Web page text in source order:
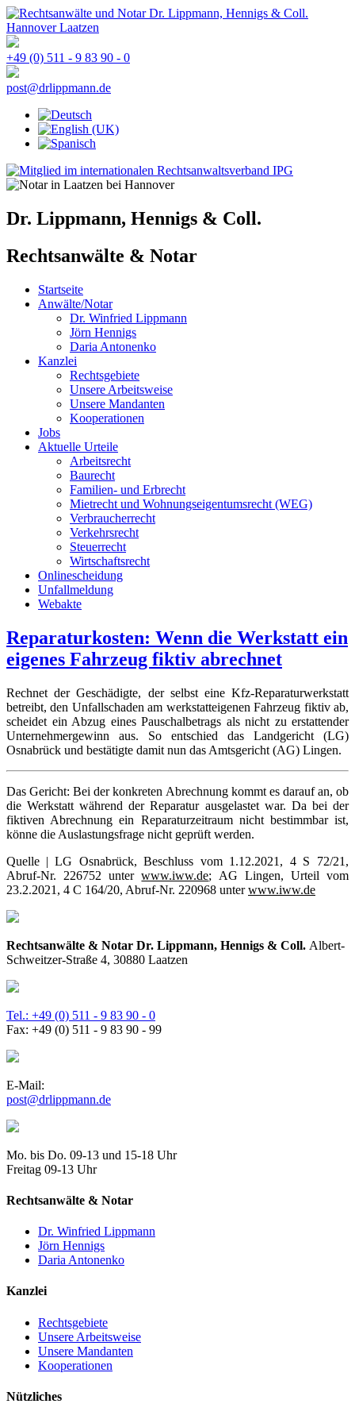
+49 (0) 511 - 9 83 90 - 0
post@drlippmann.de
Dr. Lippmann, Hennigs & Coll.
Rechtsanwälte & Notar
Startseite
Anwälte/Notar
Dr. Winfried Lippmann
Jörn Hennigs
Daria Antonenko
Kanzlei
Rechtsgebiete
Unsere Arbeitsweise
Unsere Mandanten
Kooperationen
Jobs
Aktuelle Urteile
Arbeitsrecht
Baurecht
Familien- und Erbrecht
Mietrecht und Wohnungseigentumsrecht (WEG)
Verbraucherrecht
Verkehrsrecht
Steuerrecht
Wirtschaftsrecht
Onlinescheidung
Unfallmeldung
Webakte
Reparaturkosten: Wenn die Werkstatt ein
eigenes Fahrzeug fiktiv abrechnet
Rechnet der Geschädigte, der selbst eine Kfz-Reparaturwerkstatt
betreibt, den Unfallschaden am werkstatteigenen Fahrzeug fiktiv ab,
scheidet ein Abzug eines Pauschalbetrags als nicht zu erstattender
Unternehmergewinn aus. So entschied das Landgericht (LG)
Osnabrück und bestätigte damit nun das Amtsgericht (AG) Lingen.
Das Gericht: Bei der konkreten Abrechnung kommt es darauf an, ob
die Werkstatt während der Reparatur ausgelastet war. Da bei der
fiktiven Abrechnung ein Reparaturzeitraum nicht bestimmbar ist,
könne die Auslastungsfrage nicht geprüft werden.
Quelle | LG Osnabrück, Beschluss vom 1.12.2021, 4 S 72/21,
Abruf-Nr. 226752 unterwww.iww.de; AG Lingen, Urteil vom
23.2.2021, 4 C 164/20, Abruf-Nr. 220968 unterwww.iww.de
Rechtsanwälte & Notar Dr. Lippmann, Hennigs & Coll. Albert-
Schweitzer-Straße 4, 30880 Laatzen
Tel.: +49 (0) 511 - 9 83 90 - 0
Fax: +49 (0) 511 - 9 83 90 - 99
E-Mail:
post@drlippmann.de
Mo. bis Do. 09-13 und 15-18 Uhr
Freitag 09-13 Uhr
Rechtsanwälte & Notar
Dr. Winfried Lippmann
Jörn Hennigs
Daria Antonenko
Kanzlei
Rechtsgebiete
Unsere Arbeitsweise
Unsere Mandanten
Kooperationen
Nützliches